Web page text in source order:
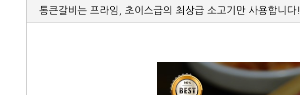
통큰갈비는 프라임, 초이스급의 최상급 소고기만 사용합니다!